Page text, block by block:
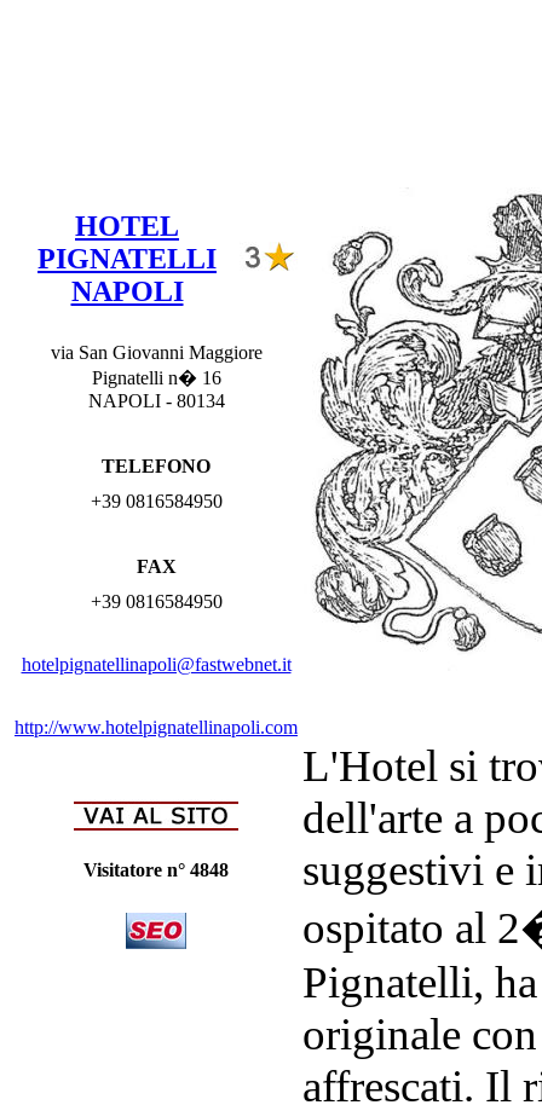
HOTEL
PIGNATELLI
NAPOLI
via San Giovanni Maggiore
Pignatelli n� 16
NAPOLI - 80134
TELEFONO
+39 0816584950
FAX
+39 0816584950
hotelpignatellinapoli@fastwebnet.it
http://www.hotelpignatellinapoli.com
Visitatore n° 4848
L'Hotel si
dell'arte a
suggestivi e
ospitato al
Pignatelli,
originale
affrescati. Il